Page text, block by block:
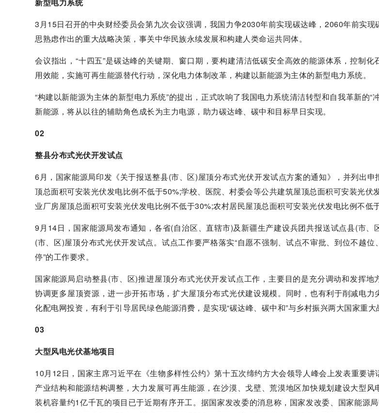
3月15日召开的中央财经委员会第九次会议强调，我国力争2030年前实现碳达峰，2060年前实现
思熟虑作出的重大战略决策，事关中华民族永续发展和构建人类命运共同体。
会议指出，“十四五”是碳达峰的关键期、窗口期，要构建清洁低碳安全高效的能源体系，控制化
用效能，实施可再生能源替代行动，深化电力体制改革，构建以新能源为主体的新型电力系统。
“构建以新能源为主体的新型电力系统”的提出，正式吹响了我国电力系统清洁转型和自我革新的“
新能源，将从以往的辅助角色成长为主力电源，助力碳达峰、碳中和目标早日实现。
02
整县分布式光伏开发试点
6月，国家能源局印发《关于报送整县(市、区)屋顶分布式光伏开发试点方案的通知》，并列出申
顶总面积可安装光伏发电比例不低于50%;学校、医院、村委会等公共建筑屋顶总面积可安装光伏
业厂房屋顶总面积可安装光伏发电比例不低于30%;农村居民屋顶总面积可安装光伏发电比例不低于
9月14日，国家能源局发布通知，各省(自治区、直辖市)及新疆生产建设兵团共报送试点县(市、
(市、区)屋顶分布式光伏开发试点。试点工作要严格落实“自愿不强制、试点不审批、到位不越
停”的工作要求。
国家能源局启动整县(市、区)推进屋顶分布式光伏开发试点工作，主要目的是充分调动和发挥地
协调更多屋顶资源，进一步开拓市场，扩大屋顶分布式光伏建设规模。同时，也有利于削减电力
化配电网投资，有利于引导居民绿色能源消费，是实现“碳达峰、碳中和”与乡村振兴两大国家重大
03
大型风电光伏基地项目
10月12日，国家主席习近平在《生物多样性公约》第十五次缔约方大会领导人峰会上发表重要
产业结构和能源结构调整，大力发展可再生能源，在沙漠、戈壁、荒漠地区加快规划建设大型风
装机容量约1亿千瓦的项目已于近期有序开工。据国家发改委的消息称，国家发改委、国家能源